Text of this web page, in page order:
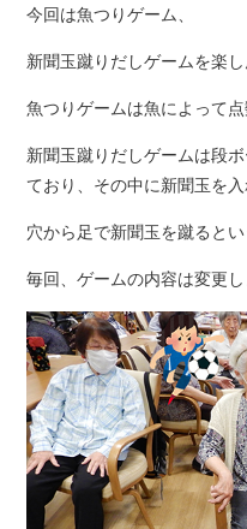
今回は魚つりゲーム、
新聞玉蹴りだしゲームを楽し
魚つりゲームは魚によって
新聞玉蹴りだしゲームは段
ており、その中に新聞玉を入
穴から足で新聞玉を蹴るとい
毎回、ゲームの内容は変更